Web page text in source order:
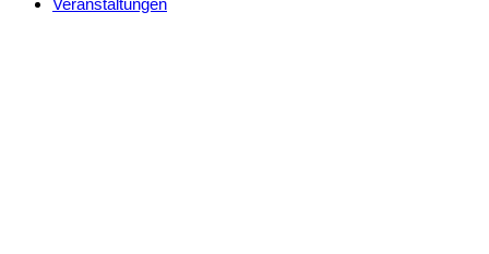
Veranstaltungen